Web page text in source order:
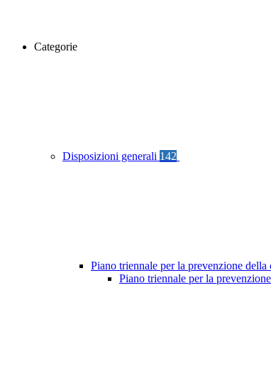
Categorie
Disposizioni generali 142
Piano triennale per la prevenzione della
Piano triennale per la